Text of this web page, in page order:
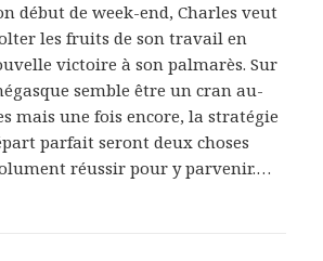
début de week-end, Charles veut
les fruits de son travail en
victoire à son palmarès. Sur
semble être un cran au-
mais une fois encore, la stratégie
parfait seront deux choses
réussir pour y parvenir.…